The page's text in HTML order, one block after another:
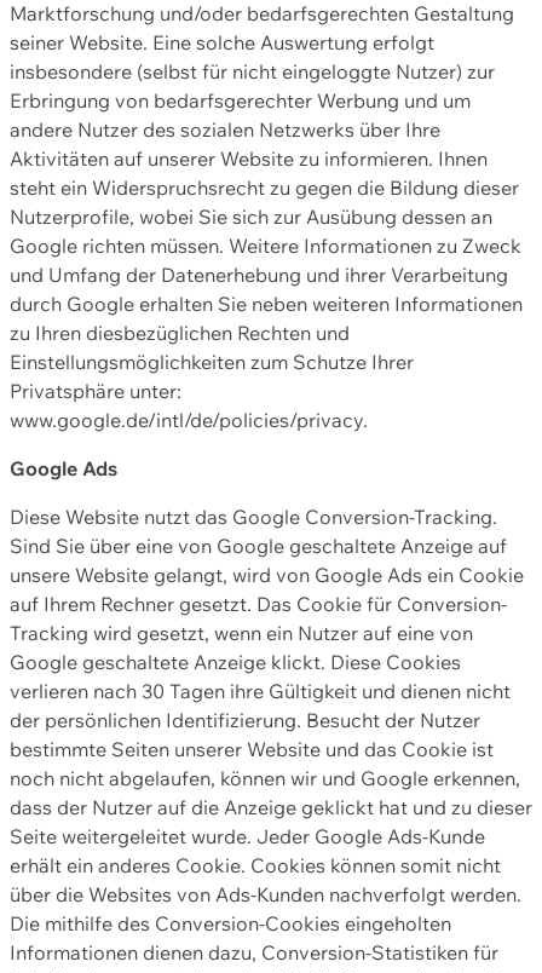
Marktforschung und/oder bedarfsgerechten Gestaltung
seiner Website. Eine solche Auswertung erfolgt
insbesondere (selbst für nicht eingeloggte Nutzer) zur
Erbringung von bedarfsgerechter Werbung und um
andere Nutzer des sozialen Netzwerks über Ihre
Aktivitäten auf unserer Website zu informieren. Ihnen
steht ein Widerspruchsrecht zu gegen die Bildung dieser
Nutzerprofile, wobei Sie sich zur Ausübung dessen an
Google richten müssen. Weitere Informationen zu Zweck
und Umfang der Datenerhebung und ihrer Verarbeitung
durch Google erhalten Sie neben weiteren Informationen
zu Ihren diesbezüglichen Rechten und
Einstellungsmöglichkeiten zum Schutze Ihrer
Privatsphäre unter:
www.google.de/intl/de/policies/privacy.
Google Ads
Diese Website nutzt das Google Conversion-Tracking.
Sind Sie über eine von Google geschaltete Anzeige auf
unsere Website gelangt, wird von Google Ads ein Cookie
auf Ihrem Rechner gesetzt. Das Cookie für Conversion-
Tracking wird gesetzt, wenn ein Nutzer auf eine von
Google geschaltete Anzeige klickt. Diese Cookies
verlieren nach 30 Tagen ihre Gültigkeit und dienen nicht
der persönlichen Identifizierung. Besucht der Nutzer
bestimmte Seiten unserer Website und das Cookie ist
noch nicht abgelaufen, können wir und Google erkennen,
dass der Nutzer auf die Anzeige geklickt hat und zu dieser
Seite weitergeleitet wurde. Jeder Google Ads-Kunde
erhält ein anderes Cookie. Cookies können somit nicht
über die Websites von Ads-Kunden nachverfolgt werden.
Die mithilfe des Conversion-Cookies eingeholten
Informationen dienen dazu, Conversion-Statistiken für